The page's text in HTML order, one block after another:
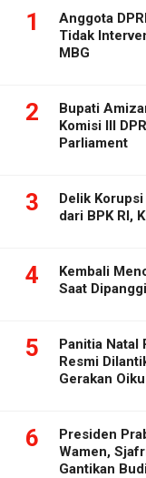
1
Anggota
Tidak
MBG
2
Bupati
Komisi III
Parliament
3
Delik
dari BPK RI,
4
Kembali
Saat
5
Panitia Natal
Resmi
Gerakan
6
Presiden
Wamen,
Gantikan